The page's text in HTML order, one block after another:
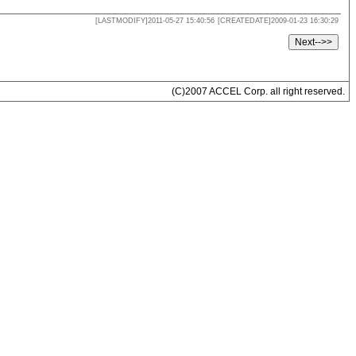
[LASTMODIFY]2011-05-27 15:40:56 [CREATEDATE]2009-01-23 16:30:29
(C)2007 ACCEL Corp. all right reserved.